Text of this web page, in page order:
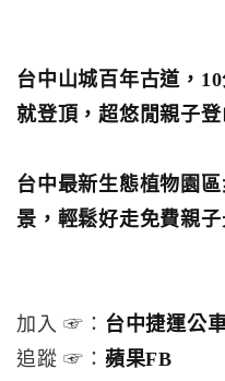
台中山城百年古道，
就登頂，超悠閒親子
台中最新生態植物園
景，輕鬆好走免費親子
加入 ☞： 台中捷運公
追蹤 ☞： 蘋果FB